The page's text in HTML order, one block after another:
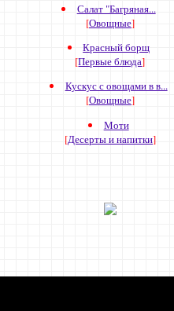
Салат "Багряная...
[Овощные]
Красный борщ
[Первые блюда]
Кускус с овощами в в...
[Овощные]
Моти
[Десерты и напитки]